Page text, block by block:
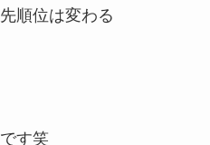
順位は変わる
す笑